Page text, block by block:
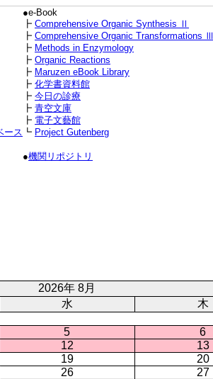
●e-Book
┣ Comprehensive Organic Synthesis Ⅱ
┣ Comprehensive Organic Transformations Ⅲ
┣ Methods in Enzymology
┣ Organic Reactions
┣ Maruzen eBook Library
┣ 化学書資料館
┣ 今日の診療
┣ 青空文庫
┣ 電子文藝館
ース ┗ Project Gutenberg
●機関リポジトリ
2026年 8月
水 木
5 6
12 13
19 20
26 27